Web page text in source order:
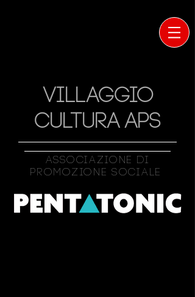
VILLAGGIO
CULTURA APS
Associazione Di
Promozione Sociale